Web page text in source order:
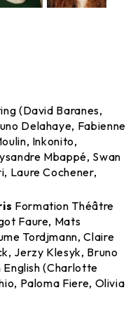
(David Baranes,
Delahaye, Fabienne
Inkonito,
Mbappé, Swan
Laure Cochener,
Formation Théâtre
Faure, Mats
Tordjmann, Claire
Jerzy Klesyk, Bruno
(Charlotte
Paloma Fiere, Olivia